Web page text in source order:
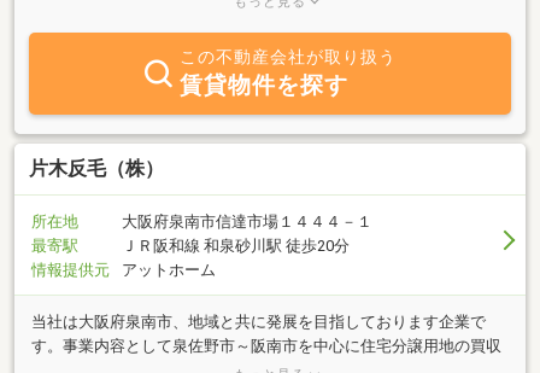
この不動産会社が取り扱う
賃貸物件を探す
片木反毛（株）
所在地
大阪府泉南市信達市場１４４４－１
最寄駅
ＪＲ阪和線 和泉砂川駅 徒歩20分
情報提供元
アットホーム
当社は大阪府泉南市、地域と共に発展を目指しております企業で
す。事業内容として泉佐野市～阪南市を中心に住宅分譲用地の買収